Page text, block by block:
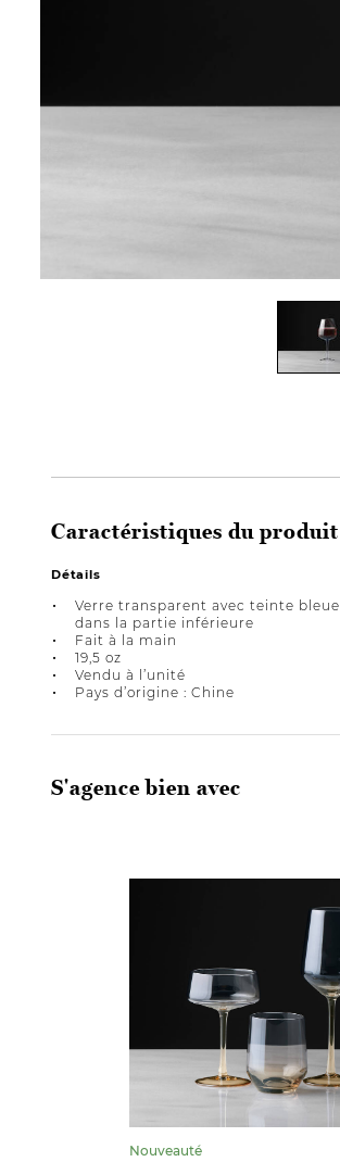
Caractéristiques du produit
Détails
Verre transparent avec teinte bleue
dans la partie inférieure
Fait à la main
19,5 oz
Vendu à l’unité
Pays d’origine : Chine
S'agence bien avec
Nouveauté